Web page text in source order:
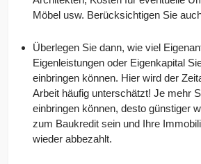
Möbel usw. Berücksichtigen Sie
Überlegen Sie dann, wie viel
Eigenleistungen oder Eigenkapital
einbringen können. Hier wird der
Arbeit häufig unterschätzt! Je mehr
einbringen können, desto günstiger
zum Baukredit sein und Ihre
wieder abbezahlt.